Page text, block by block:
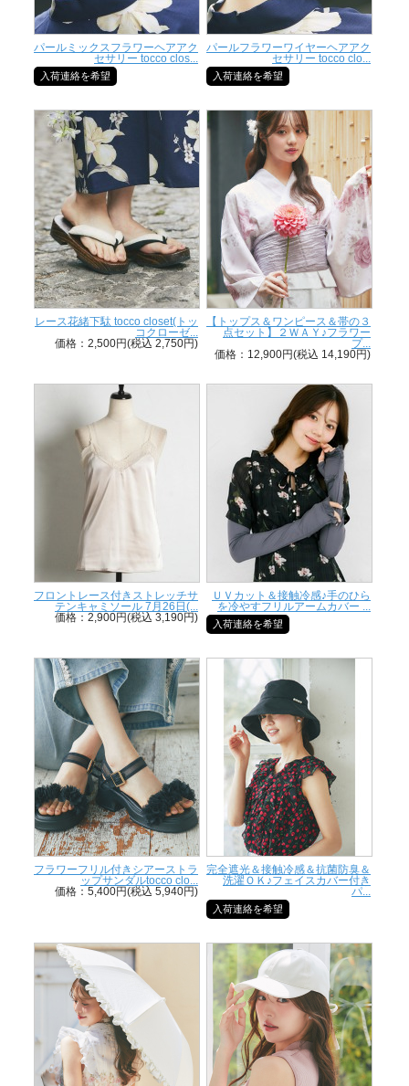
パールミックスフラワーヘアアク
セサリー tocco clos...
入荷連絡を希望
パールフラワーワイヤーヘアアク
セサリー tocco clo...
入荷連絡を希望
レース花緒下駄 tocco closet(トッ
コクローゼ...
価格：2,500円(税込 2,750円)
【トップス＆ワンピース＆帯の３
点セット】２ＷＡＹ♪フラワー
プ...
価格：12,900円(税込 14,190円)
フロントレース付きストレッチサ
テンキャミソール 7月26日(...
価格：2,900円(税込 3,190円)
ＵＶカット＆接触冷感♪手のひら
を冷やすフリルアームカバー ...
入荷連絡を希望
フラワーフリル付きシアーストラ
ップサンダルtocco clo...
価格：5,400円(税込 5,940円)
完全遮光＆接触冷感＆抗菌防臭＆
洗濯ＯＫ♪フェイスカバー付き
パ...
入荷連絡を希望